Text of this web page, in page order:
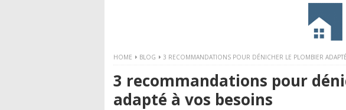
HOME BLOG 3 RECOMMANDATIONS POUR DÉNICHER LE PLOMBIER
3 recommandations pour
adapté à vos besoins